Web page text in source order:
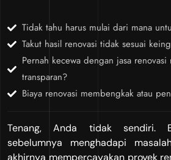
Tidak tahu harus mulai dari mana
Takut hasil renovasi tidak sesuai
Pernah kecewa dengan jasa
transparan?
Biaya renovasi membengkak atau
Tenang, Anda tidak sendiri.
sebelumnya menghadapi
akhirnya mempercayakan proyek